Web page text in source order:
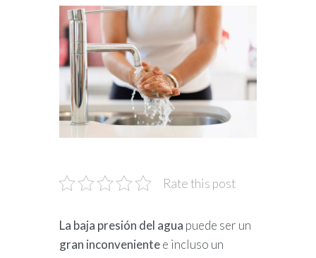
Rate this post
La baja presión del agua puede ser un
gran inconvenientee incluso un